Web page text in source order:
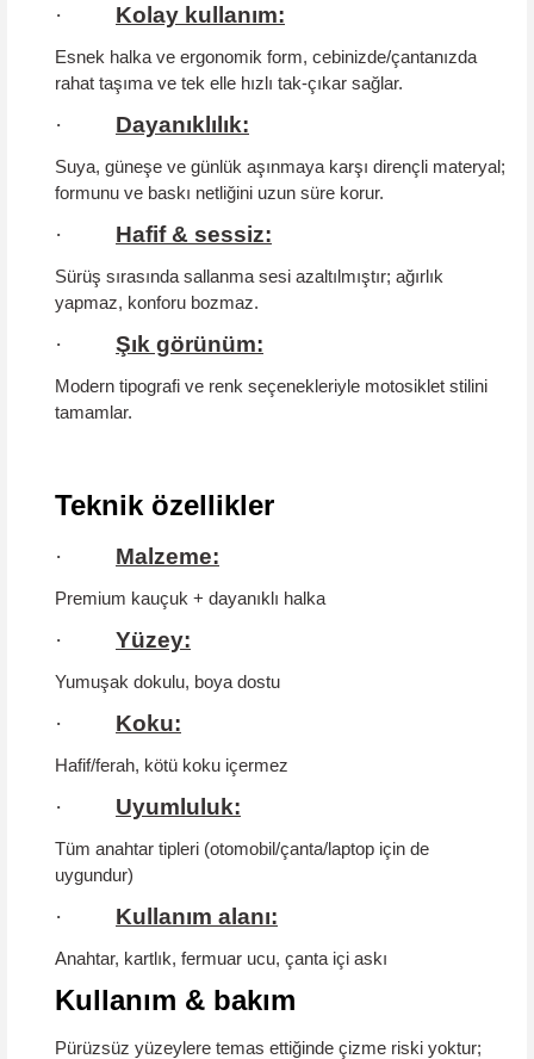
· Kolay kullanım:
Esnek halka ve ergonomik form, cebinizde/çantanızda
rahat taşıma ve tek elle hızlı tak-çıkar sağlar.
· Dayanıklılık:
Suya, güneşe ve günlük aşınmaya karşı dirençli materyal;
formunu ve baskı netliğini uzun süre korur.
· Hafif & sessiz:
Sürüş sırasında sallanma sesi azaltılmıştır; ağırlık
yapmaz, konforu bozmaz.
· Şık görünüm:
Modern tipografi ve renk seçenekleriyle motosiklet stilini
tamamlar.
Teknik özellikler
· Malzeme:
Premium kauçuk + dayanıklı halka
· Yüzey:
Yumuşak dokulu, boya dostu
· Koku:
Hafif/ferah, kötü koku içermez
· Uyumluluk:
Tüm anahtar tipleri (otomobil/çanta/laptop için de
uygundur)
· Kullanım alanı:
Anahtar, kartlık, fermuar ucu, çanta içi askı
Kullanım & bakım
Pürüzsüz yüzeylere temas ettiğinde çizme riski yoktur;